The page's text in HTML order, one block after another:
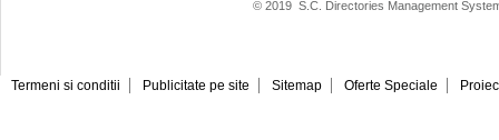
© 2019 S.C. Directories Management
Termeni si conditii Publicitate pe site Sitemap Oferte Speciale